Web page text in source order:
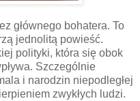
głównego bohatera. To
jednolitą powieść.
polityki, która się obok
Szczególnie
i narodzin niepodległej
zwykłych ludzi.